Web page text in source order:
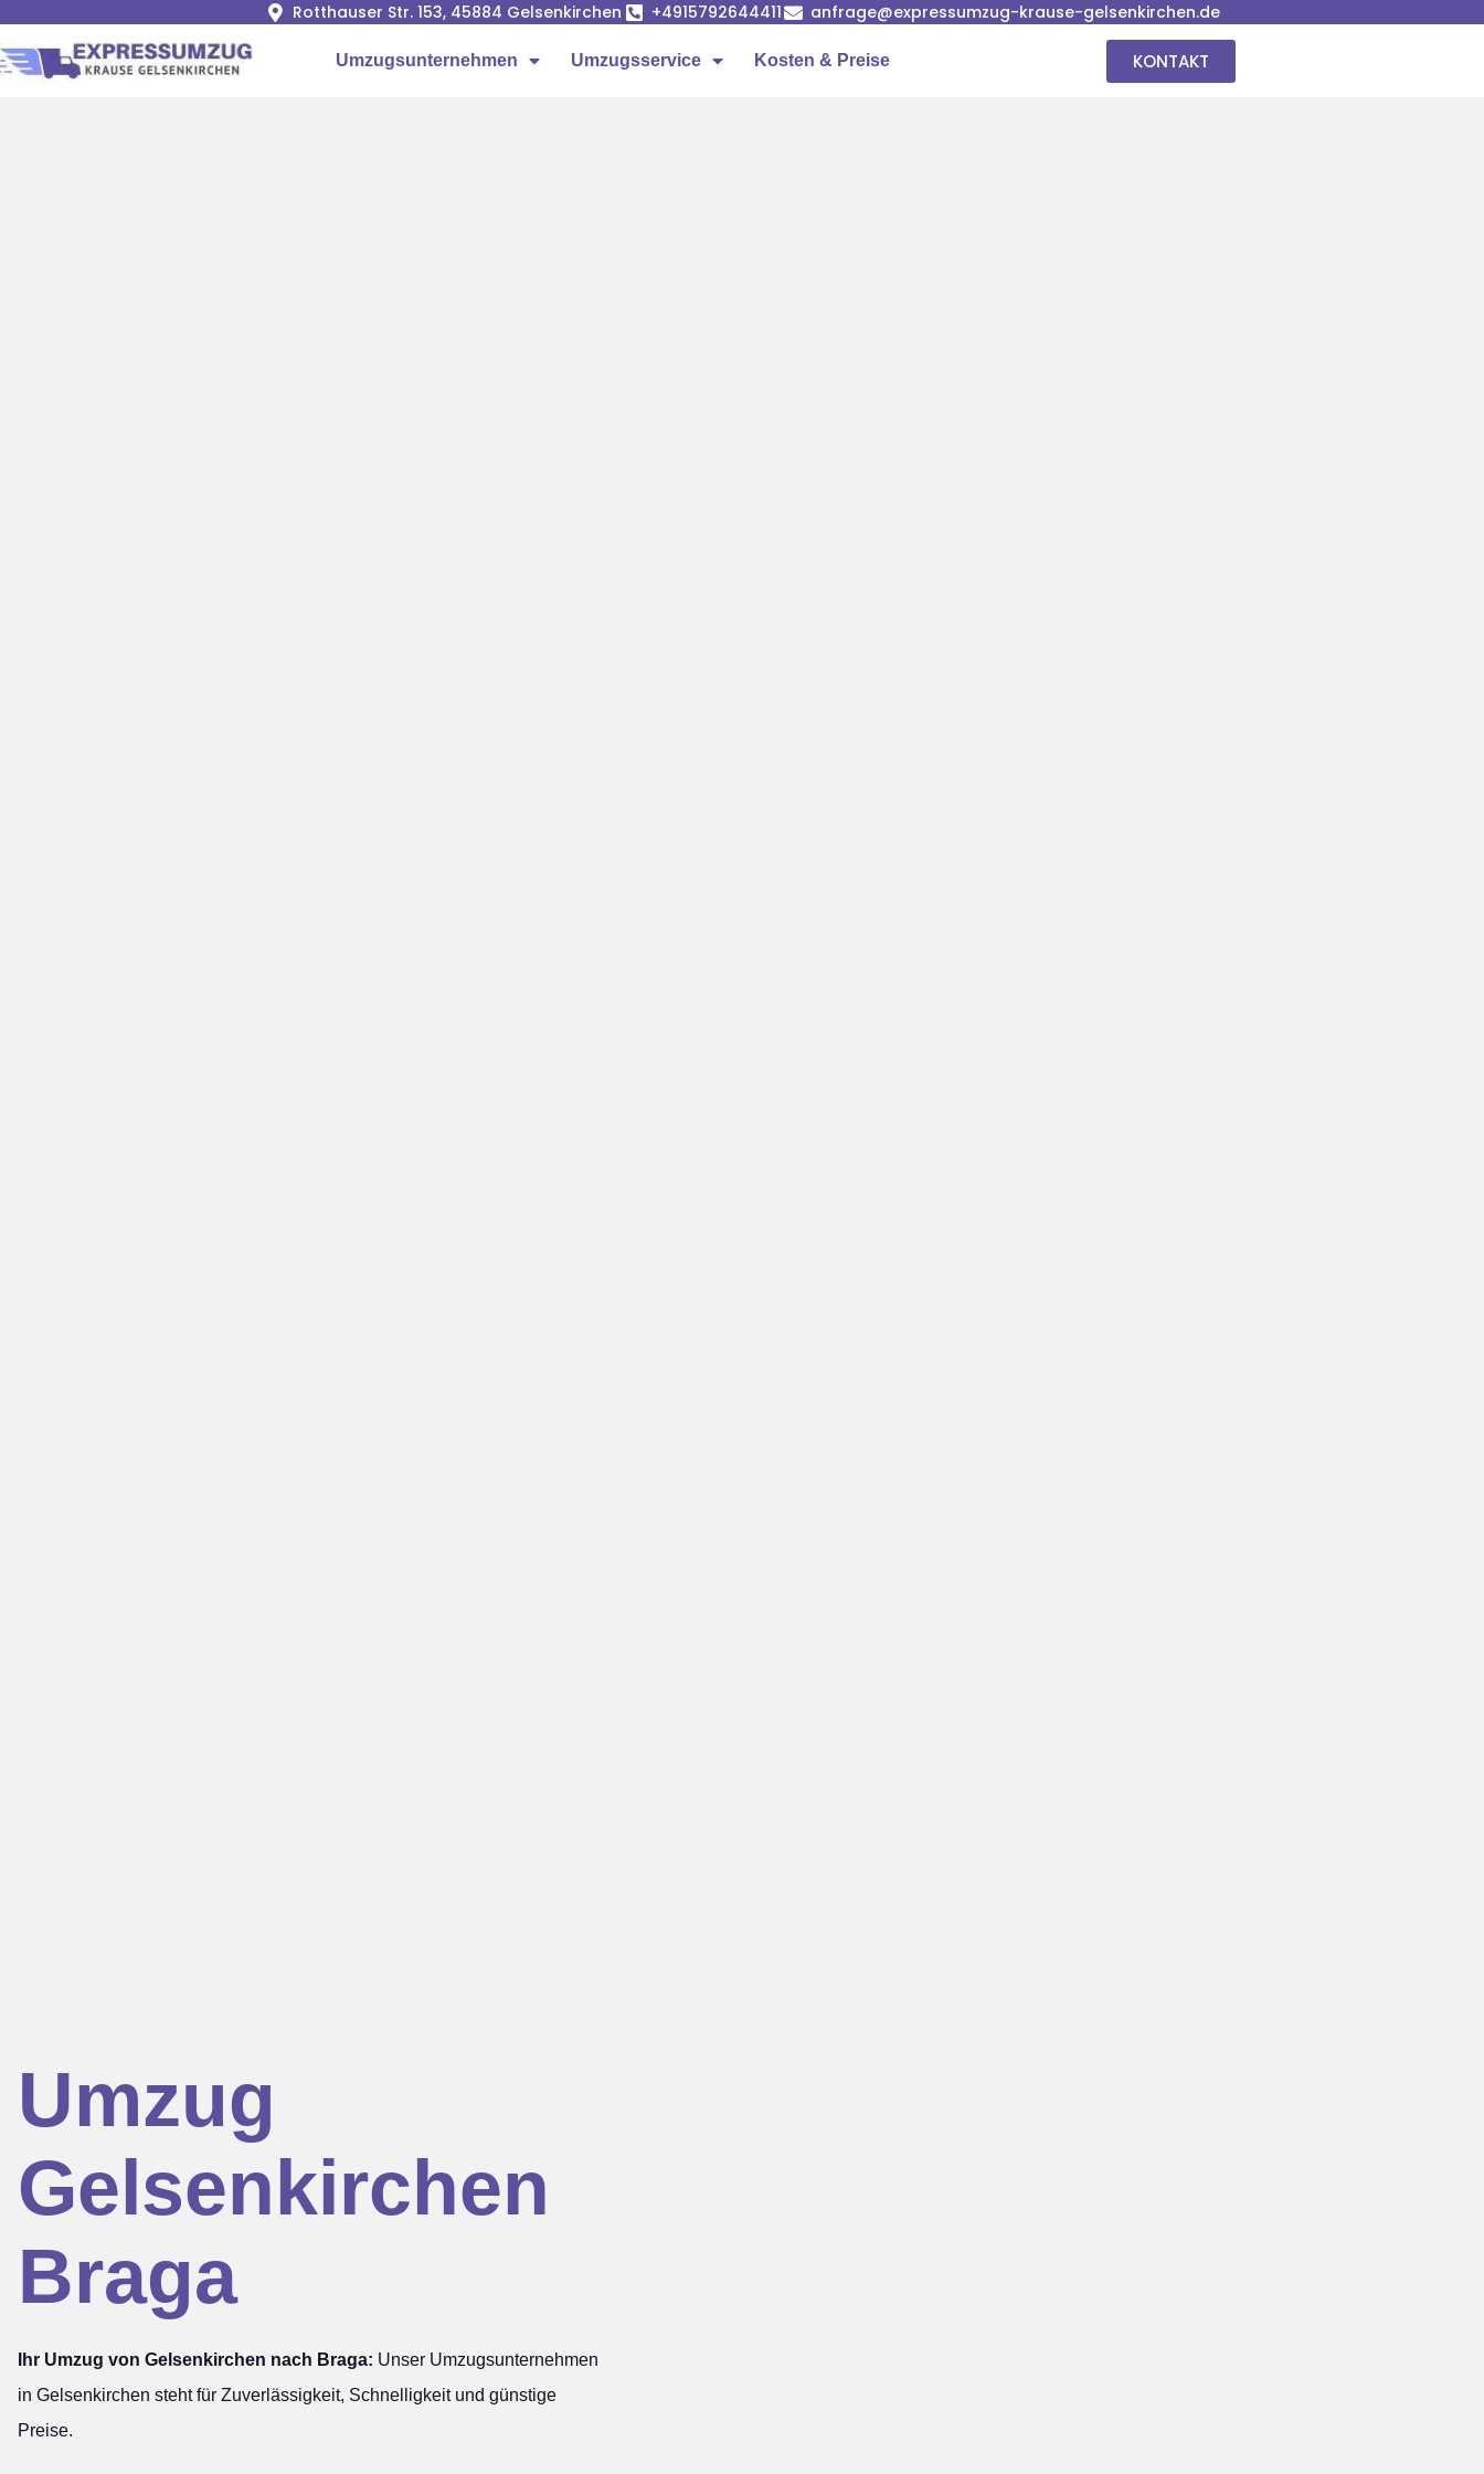
Rotthauser Str. 153, 45884 Gelsenkirchen +4915792644411 anfrage@expressumzug-krause-gelsenkirchen.de
Umzugsunternehmen Umzugsservice Kosten & Preise KONTAKT
Umzug
Gelsenkirchen
Braga
Ihr Umzug von Gelsenkirchen nach Braga: Unser Umzugsunternehmen
in Gelsenkirchen steht für Zuverlässigkeit, Schnelligkeit und günstige
Preise.